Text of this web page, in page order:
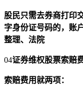
股民只需去券商打印
字身份证号码的，账
整理、法院
04证券维权股票索赔
索赔费用就两项：